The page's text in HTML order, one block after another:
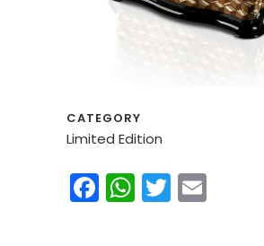
CATEGORY
Limited Edition
Facebook
WhatsApp
Twitter